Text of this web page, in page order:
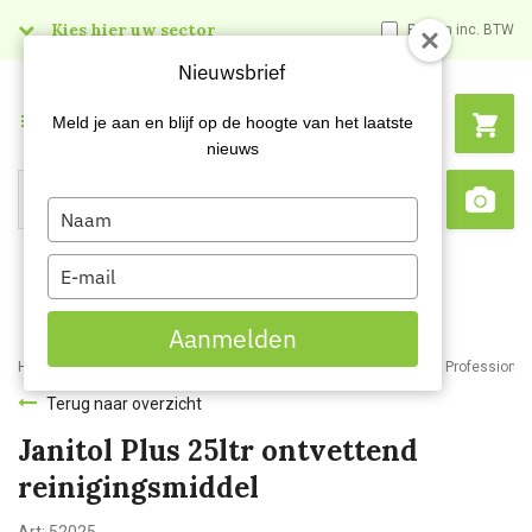
Kies hier uw sector Prijzen inc. BTW
Search
Menu
Home Webshop Schoonmaakartikelen Reinigingsmiddelen
Terug naar overzicht
Janitol Plus 25ltr ontvettend
reinigingsmiddel
Nieuwsbrief
Meld je aan en blijf op de hoogte van het laatste
nieuws
Type
your
name
Type
your
email
Aanmelden